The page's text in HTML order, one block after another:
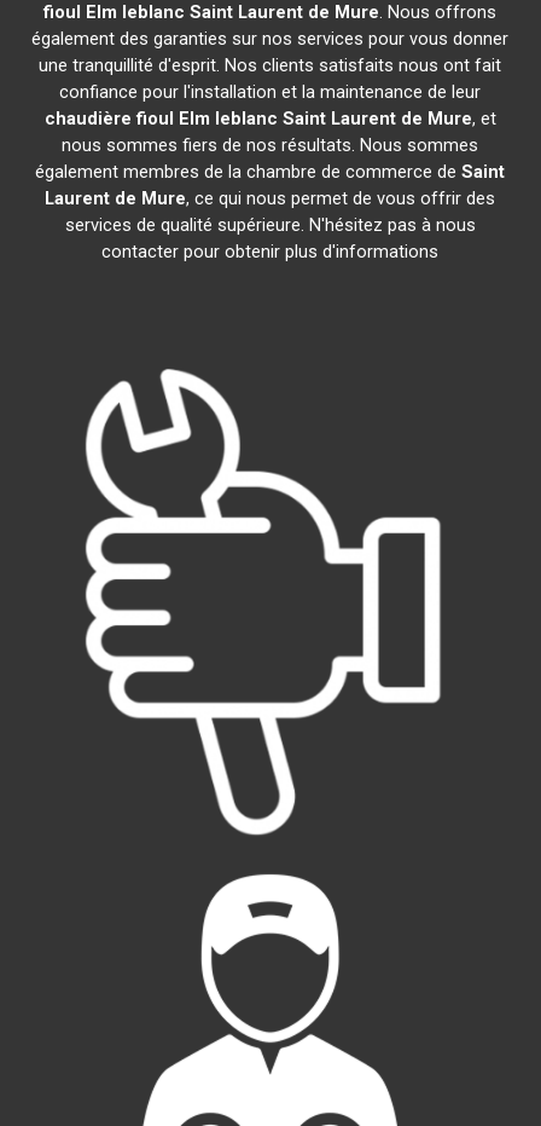
fioul Elm leblanc Saint Laurent de Mure. Nous offrons
également des garanties sur nos services pour vous donner
une tranquillité d'esprit. Nos clients satisfaits nous ont fait
confiance pour l'installation et la maintenance de leur
chaudière fioul Elm leblanc Saint Laurent de Mure, et
nous sommes fiers de nos résultats. Nous sommes
également membres de la chambre de commerce deSaint
Laurent de Mure, ce qui nous permet de vous offrir des
services de qualité supérieure. N'hésitez pas à nous
contacter pour obtenir plus d'informations